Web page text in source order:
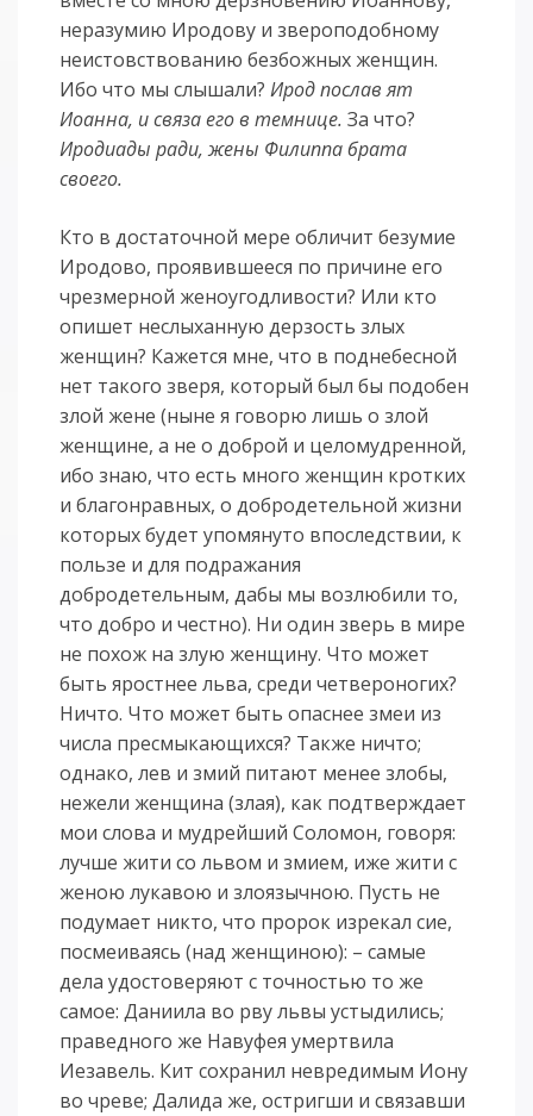
неразумию Иродову и звероподобному
неистовствованию безбожных женщин.
Ибо что мы слышали?Ирод послав ят
Иоанна, и связа его в темнице. За что?
Иродиады ради, жены Филиппа брата
своего.
Кто в достаточной мере обличит безумие
Иродово, проявившееся по причине его
чрезмерной женоугодливости? Или кто
опишет неслыханную дерзость злых
женщин? Кажется мне, что в поднебесной
нет такого зверя, который был бы подобен
злой жене (ныне я говорю лишь о злой
женщине, а не о доброй и целомудренной,
ибо знаю, что есть много женщин кротких
и благонравных, о добродетельной жизни
которых будет упомянуто впоследствии, к
пользе и для подражания
добродетельным, дабы мы возлюбили то,
что добро и честно). Ни один зверь в мире
не похож на злую женщину. Что может
быть яростнее льва, среди четвероногих?
Ничто. Что может быть опаснее змеи из
числа пресмыкающихся? Также ничто;
однако, лев и змий питают менее злобы,
нежели женщина (злая), как подтверждает
мои слова и мудрейший Соломон, говоря:
лучше жити со львом и змием, иже жити с
женою лукавою и злоязычною. Пусть не
подумает никто, что пророк изрекал сие,
посмеиваясь (над женщиною): – самые
дела удостоверяют с точностью то же
самое: Даниила во рву львы устыдились;
праведного же Навуфея умертвила
Иезавель. Кит сохранил невредимым Иону
во чреве; Далида же, остригши и связавши